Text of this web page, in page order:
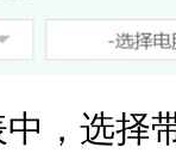
，选择